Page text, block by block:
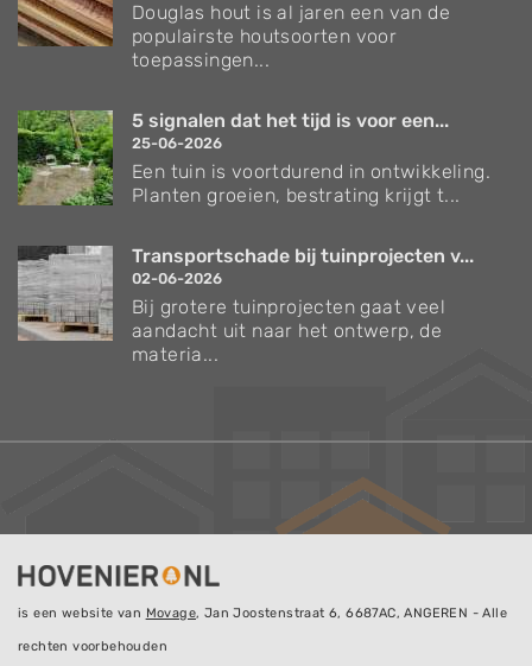
Douglas hout is al jaren een van de
populairste houtsoorten voor
toepassingen...
5 signalen dat het tijd is voor een...
25-06-2026
Een tuin is voortdurend in ontwikkeling.
Planten groeien, bestrating krijgt t...
Transportschade bij tuinprojecten v...
02-06-2026
Bij grotere tuinprojecten gaat veel
aandacht uit naar het ontwerp, de
materia...
is een website van Movage, Jan Joostenstraat 6, 6687AC, ANGEREN - Alle
rechten voorbehouden